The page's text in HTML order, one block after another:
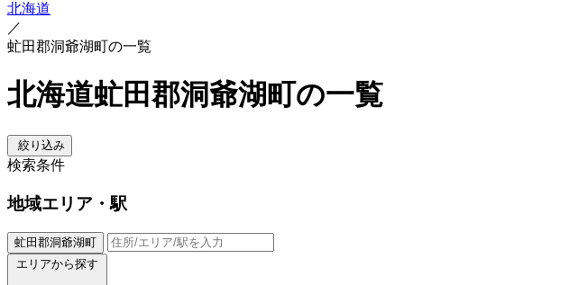
北海道
／
虻田郡洞爺湖町の一覧
北海道虻田郡洞爺湖町の一覧
絞り込み
検索条件
地域エリア・駅
虻田郡洞爺湖町
エリアから探す